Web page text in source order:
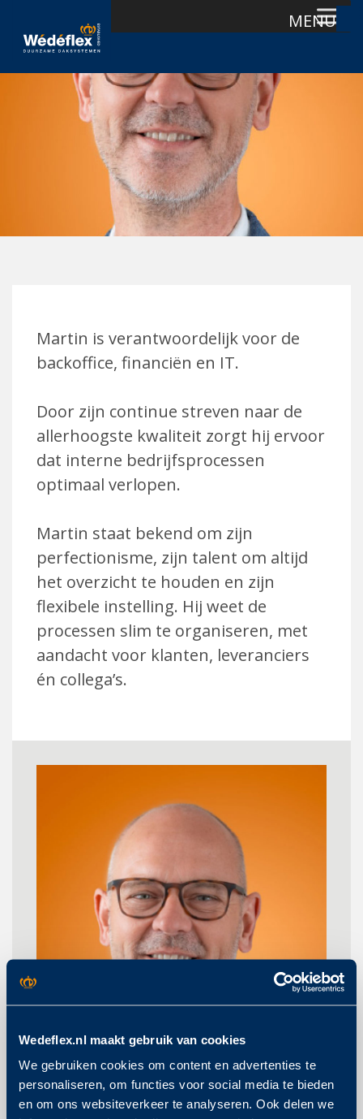
Wedeflex.nl maakt gebruik van cookies
We gebruiken cookies om content en advertenties te
personaliseren, om functies voor social media te bieden
en om ons websiteverkeer te analyseren. Ook delen we
Skip
to
Martin is verantwoordelijk voor de
backoffice, financiën en IT.
Door zijn continue streven naar de
allerhoogste kwaliteit zorgt hij ervoor
dat interne bedrijfsprocessen
optimaal verlopen.
Martin staat bekend om zijn
perfectionisme, zijn talent om altijd
het overzicht te houden en zijn
flexibele instelling. Hij weet de
processen slim te organiseren, met
aandacht voor klanten, leveranciers
én collega’s.
MENU